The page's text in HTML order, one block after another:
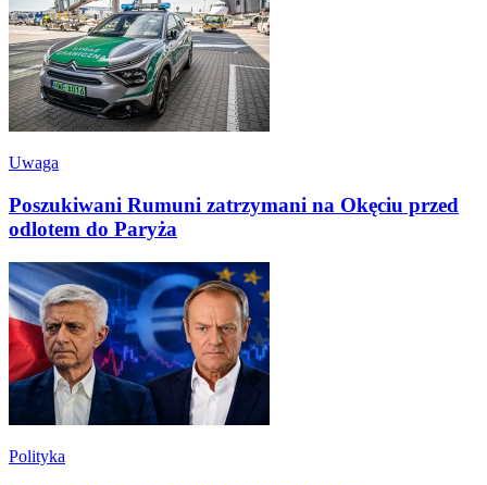
Uwaga
Poszukiwani Rumuni zatrzymani na Okęciu przed
odlotem do Paryża
Polityka